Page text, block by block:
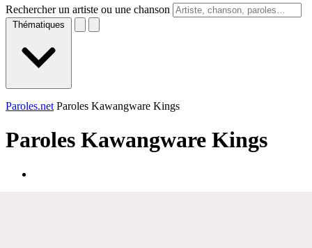
Rechercher un artiste ou une chanson
Thématiques
Paroles.net Paroles Kawangware Kings
Paroles Kawangware Kings